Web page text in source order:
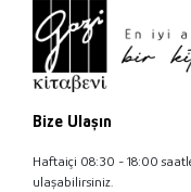
Bize Ulaşın
Haftaiçi 08:30 - 18:00
ulaşabilirsiniz.